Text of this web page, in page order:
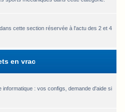
cette section réservée à l'actu des 2 et 4
en vrac
informatique : vos configs, demande d'aide si